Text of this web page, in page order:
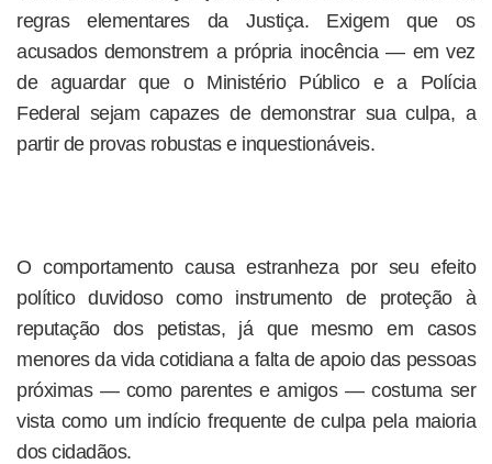
regras elementares da Justiça. Exigem que os
acusados demonstrem a própria inocência — em vez
de aguardar que o Ministério Público e a Polícia
Federal sejam capazes de demonstrar sua culpa, a
partir de provas robustas e inquestionáveis.
O comportamento causa estranheza por seu efeito
político duvidoso como instrumento de proteção à
reputação dos petistas, já que mesmo em casos
menores da vida cotidiana a falta de apoio das pessoas
próximas — como parentes e amigos — costuma ser
vista como um indício frequente de culpa pela maioria
dos cidadãos.